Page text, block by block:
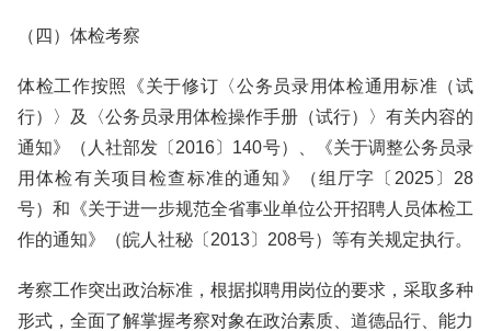
（四）体检考察
体检工作按照《关于修订〈公务员录用体检通用标准（试
行）〉及〈公务员录用体检操作手册（试行）〉有关内容的
通知》（人社部发〔2016〕140号）、《关于调整公务员录
用体检有关项目检查标准的通知》（组厅字〔2025〕28
号）和《关于进一步规范全省事业单位公开招聘人员体检工
作的通知》（皖人社秘〔2013〕208号）等有关规定执行。
考察工作突出政治标准，根据拟聘用岗位的要求，采取多种
形式，全面了解掌握考察对象在政治素质、道德品行、能力